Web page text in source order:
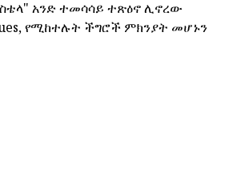
አንድ ተመሳሳይ ተጽዕኖ ሊኖረው
የሚከተሉት ችግሮች ምክንያት መሆኑን